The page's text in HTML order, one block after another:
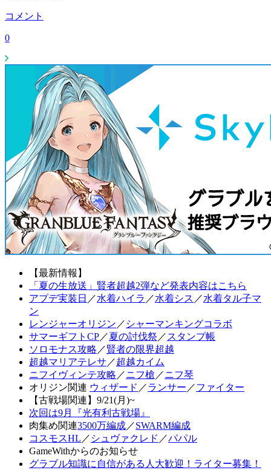
コメント
0
【最新情報】
「夏の生放送」賢者超越2弾など発表内容はこちら
アプデ実装日 ／水着ハイラ ／水着シス ／水着タル子マ
ン
レンジャーオリジン ／ シャーマンキングコラボ
サマーギフトCP／夏の討伐祭 ／ スタンプ帳
ソロモナス攻略 ／賢者の限界超越
超越マリアテレサ ／超越カイム
ニフイヴィンテ攻略 ／ニフ槍 ／ニフ琴
オリジン関連 ウィザード ／ランサー ／ファイター
【古戦場関連】9/21(月)~
次回は9月『光有利古戦場』
肉集め関連3500万編成／SWARM編成
コスモスHL ／ シュヴァクレド ／パパル
GameWithからのお知らせ
グラブル知識に自信がある人大歓迎！ライター募集！